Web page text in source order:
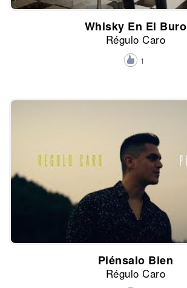
Whisky En El Buro
Régulo Caro
1
Piénsalo Bien
Régulo Caro